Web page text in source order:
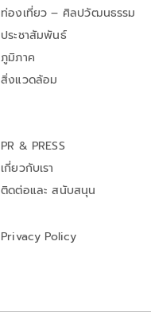
ท่องเที่ยว – ศิลปวัฒนธรรม
ประชาสัมพันธ์
ภูมิภาค
สิ่งแวดล้อม
PR & PRESS
เกี่ยวกับเรา
ติดต่อและ สนับสนุน
Privacy Policy